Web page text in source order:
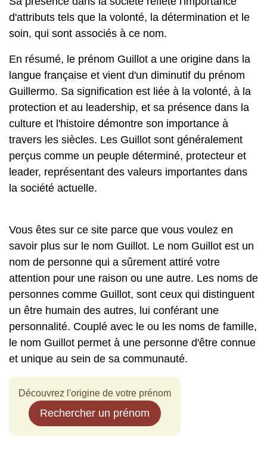
d'attributs tels que la volonté, la détermination et le
soin, qui sont associés à ce nom.
En résumé, le prénom Guillot a une origine dans la
langue française et vient d'un diminutif du prénom
Guillermo. Sa signification est liée à la volonté, à la
protection et au leadership, et sa présence dans la
culture et l'histoire démontre son importance à
travers les siècles. Les Guillot sont généralement
perçus comme un peuple déterminé, protecteur et
leader, représentant des valeurs importantes dans
la société actuelle.
Vous êtes sur ce site parce que vous voulez en
savoir plus sur le nom Guillot. Le nom Guillot est un
nom de personne qui a sûrement attiré votre
attention pour une raison ou une autre. Les noms de
personnes comme Guillot, sont ceux qui distinguent
un être humain des autres, lui conférant une
personnalité. Couplé avec le ou les noms de famille,
le nom Guillot permet à une personne d'être connue
et unique au sein de sa communauté.
Découvrez l'origine de votre prénom
Rechercher un prénom